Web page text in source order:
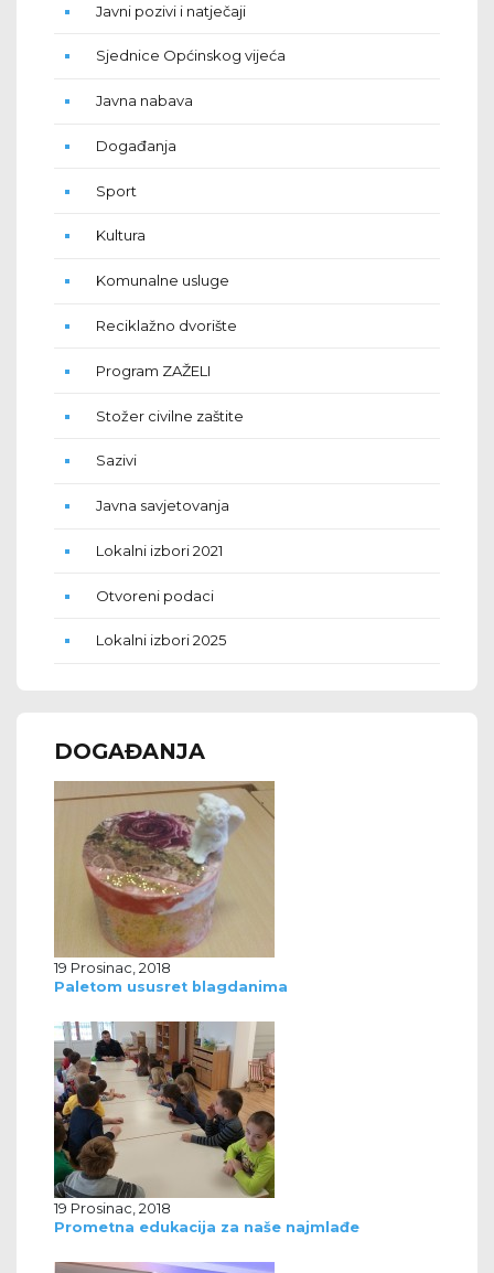
Javni pozivi i natječaji
Sjednice Općinskog vijeća
Javna nabava
Događanja
Sport
Kultura
Komunalne usluge
Reciklažno dvorište
Program ZAŽELI
Stožer civilne zaštite
Sazivi
Javna savjetovanja
Lokalni izbori 2021
Otvoreni podaci
Lokalni izbori 2025
DOGAĐANJA
19 Prosinac, 2018
Paletom ususret blagdanima
19 Prosinac, 2018
Prometna edukacija za naše najmlađe